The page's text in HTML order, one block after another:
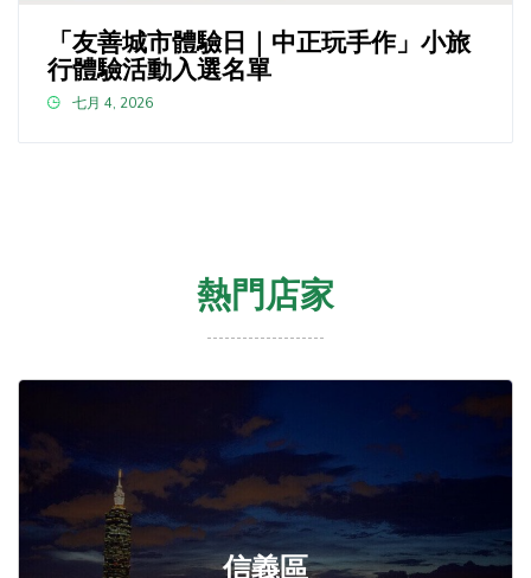
「友善城市體驗日｜中正玩手作」小旅
行體驗活動入選名單
七月 4, 2026
熱門店家
信義區